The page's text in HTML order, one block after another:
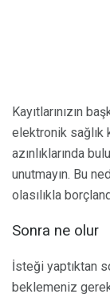
Kayıtlarınızın
elektronik sağlık
azınlıklarında
unutmayın. Bu
olasılıkla
Sonra ne olur
İsteği yaptıktan
beklemeniz